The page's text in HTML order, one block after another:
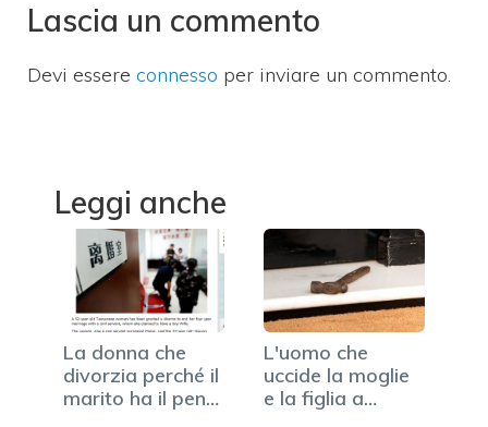
Lascia un commento
Devi essere connesso per inviare un commento.
Leggi anche
La donna che
divorzia perché il
marito ha il pene
L'uomo che
uccide la moglie
e la figlia a